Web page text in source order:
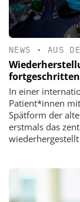
NEWS • AUS
In einer
Patient*innen
Spätform der
erstmals das